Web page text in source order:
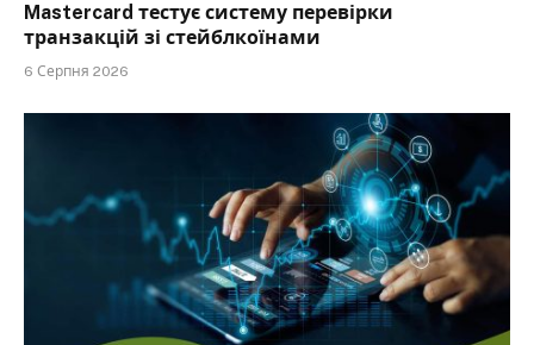
Mastercard тестує систему перевірки
транзакцій зі стейблкоїнами
6 Серпня 2026